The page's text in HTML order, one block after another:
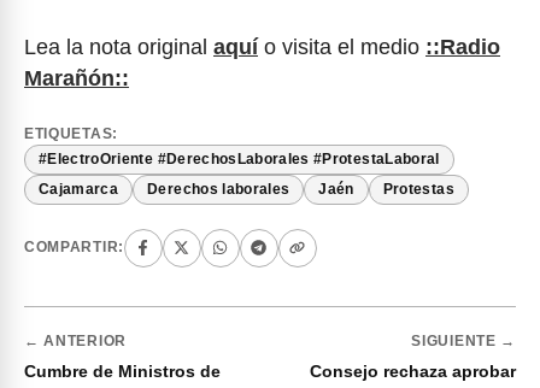
Lea la nota original aquí o visita el medio ::Radio
Marañón::
ETIQUETAS:
#ElectroOriente #DerechosLaborales #ProtestaLaboral
Cajamarca Derechos laborales Jaén Protestas
COMPARTIR:
← ANTERIOR
Cumbre de Ministros de
SIGUIENTE →
Consejo rechaza aprobar